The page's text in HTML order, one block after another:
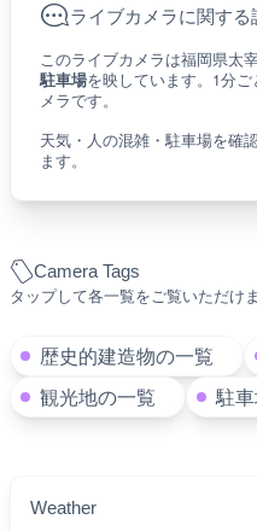
Camera Tags
タップして各一覧をご覧いただけ
歴史的建造物の一覧
観光地の一覧
駐
Weather
ライブカメラに関する
このライブカメラは福岡県太
駐車場を映しています。1分
メラです。
天気・人の混雑・駐車場を確
ます。